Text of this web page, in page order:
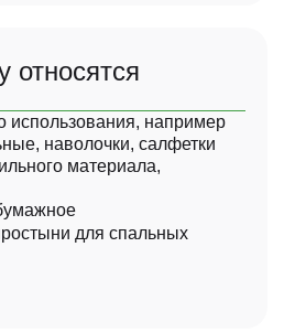
относятся
использования, например
наволочки, салфетки
материала,
для спальных
или в коммерческой
или торгового
или управлении коммерческим